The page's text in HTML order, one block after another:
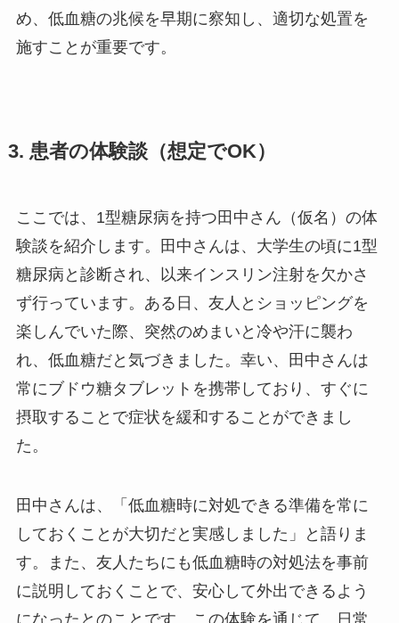
め、低血糖の兆候を早期に察知し、適切な処置を
施すことが重要です。
3. 患者の体験談（想定でOK）
ここでは、1型糖尿病を持つ田中さん（仮名）の体
験談を紹介します。田中さんは、大学生の頃に1型
糖尿病と診断され、以来インスリン注射を欠かさ
ず行っています。ある日、友人とショッピングを
楽しんでいた際、突然のめまいと冷や汗に襲わ
れ、低血糖だと気づきました。幸い、田中さんは
常にブドウ糖タブレットを携帯しており、すぐに
摂取することで症状を緩和することができまし
た。
田中さんは、「低血糖時に対処できる準備を常に
しておくことが大切だと実感しました」と語りま
す。また、友人たちにも低血糖時の対処法を事前
に説明しておくことで、安心して外出できるよう